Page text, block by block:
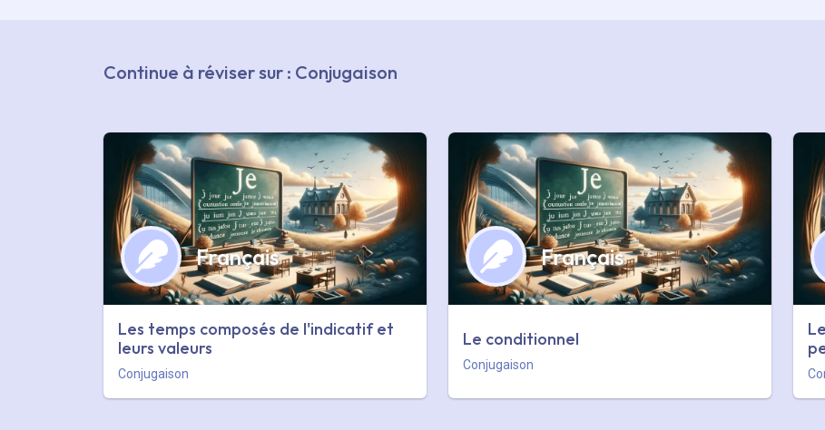
Continue à réviser sur : Conjugaison
Français
Les temps composés de l'indicatif et
leurs valeurs
Conjugaison
Français
Le conditionnel
Conjugaison